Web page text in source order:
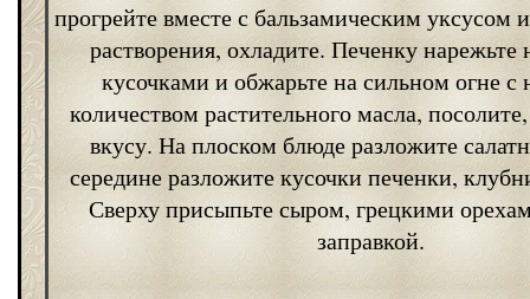
прогрейте вместе с бальзамическим уксусом
растворения, охладите. Печенку
кусочками и обжарьте на сильном огне
количеством растительного масла,
вкусу. На плоском блюде разложите
середине разложите кусочки печенки,
Сверху присыпьте сыром, грецкими
заправкой.